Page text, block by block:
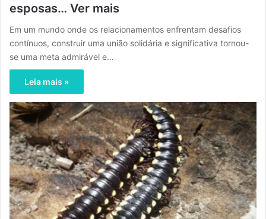
esposas… Ver mais
Em um mundo onde os relacionamentos enfrentam desafios
contínuos, construir uma união solidária e significativa tornou-
se uma meta admirável e…
Leia mais »